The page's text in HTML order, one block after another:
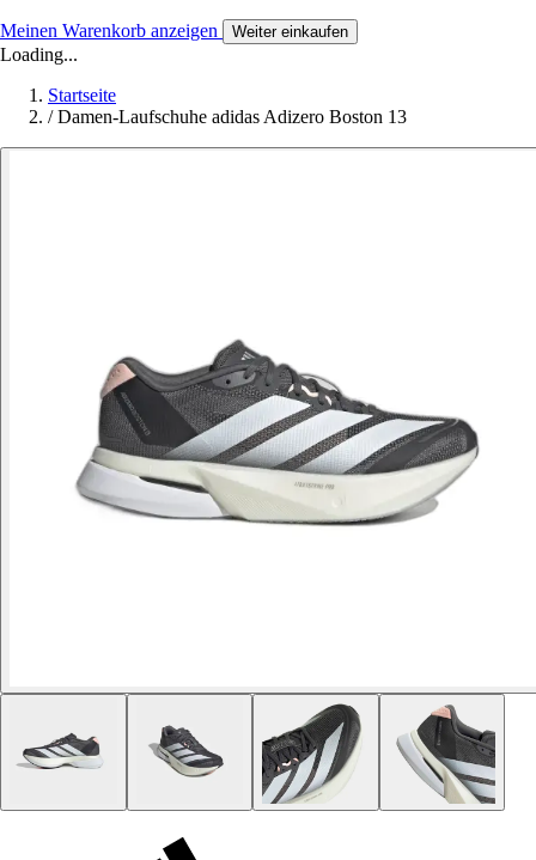
Meinen Warenkorb anzeigen Weiter einkaufen
Loading...
Startseite
/ Damen-Laufschuhe adidas Adizero Boston 13